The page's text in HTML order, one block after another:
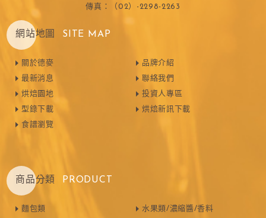
傳真：（02）-2298-2263
網站地圖 SITE MAP
關於德麥
最新消息
烘焙園地
型錄下載
食譜瀏覽
品牌介紹
聯絡我們
投資人專區
烘焙新訊下載
商品分類 PRODUCT
麵包類 水果類/濃縮醬/香料